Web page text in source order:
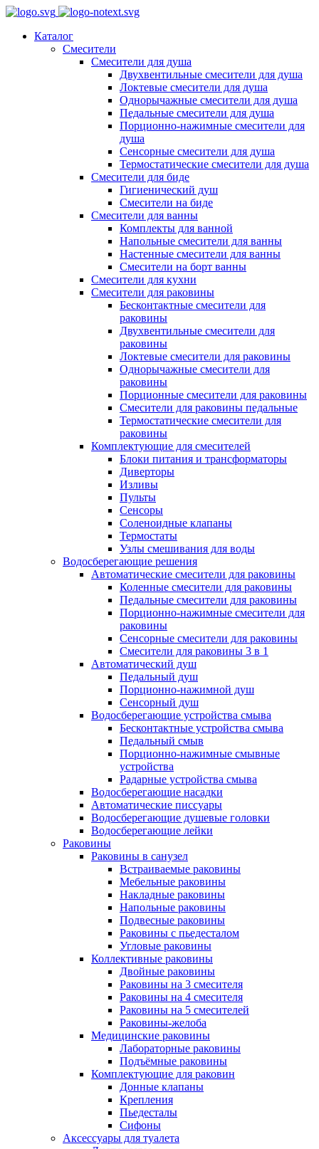
Каталог
Смесители
Смесители для душа
Двухвентильные смесители для душа
Локтевые смесители для душа
Однорычажные смесители для душа
Педальные смесители для душа
Порционно-нажимные смесители для
душа
Сенсорные смесители для душа
Термостатические смесители для душа
Смесители для биде
Гигиенический душ
Смесители на биде
Смесители для ванны
Комплекты для ванной
Напольные смесители для ванны
Настенные смесители для ванны
Смесители на борт ванны
Смесители для кухни
Смесители для раковины
Бесконтактные смесители для
раковины
Двухвентильные смесители для
раковины
Локтевые смесители для раковины
Однорычажные смесители для
раковины
Порционные смесители для раковины
Смесители для раковины педальные
Термостатические смесители для
раковины
Комплектующие для смесителей
Блоки питания и трансформаторы
Диверторы
Изливы
Пульты
Сенсоры
Соленоидные клапаны
Термостаты
Узлы смешивания для воды
Водосберегающие решения
Автоматические смесители для раковины
Коленные смесители для раковины
Педальные смесители для раковины
Порционно-нажимные смесители для
раковины
Сенсорные смесители для раковины
Смесители для раковины 3 в 1
Автоматический душ
Педальный душ
Порционно-нажимной душ
Сенсорный душ
Водосберегающие устройства смыва
Бесконтактные устройства смыва
Педальный смыв
Порционно-нажимные смывные
устройства
Радарные устройства смыва
Водосберегающие насадки
Автоматические писсуары
Водосберегающие душевые головки
Водосберегающие лейки
Раковины
Раковины в санузел
Встраиваемые раковины
Мебельные раковины
Накладные раковины
Напольные раковины
Подвесные раковины
Раковины с пьедесталом
Угловые раковины
Коллективные раковины
Двойные раковины
Раковины на 3 смесителя
Раковины на 4 смесителя
Раковины на 5 смесителей
Раковины-желоба
Медицинские раковины
Лабораторные раковины
Подъёмные раковины
Комплектующие для раковин
Донные клапаны
Крепления
Пьедесталы
Сифоны
Аксессуары для туалета